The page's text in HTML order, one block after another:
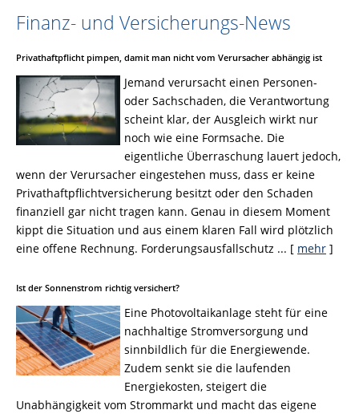
Finanz- und Versicherungs-News
Privathaftpflicht pimpen, damit man nicht vom Verursacher abhängig ist
Jemand verursacht einen Personen-
oder Sachschaden, die Verantwortung
scheint klar, der Ausgleich wirkt nur
noch wie eine Formsache. Die
eigentliche Überraschung lauert jedoch,
wenn der Verursacher eingestehen muss, dass er keine
Privathaftpflichtversicherung besitzt oder den Schaden
finanziell gar nicht tragen kann. Genau in diesem Moment
kippt die Situation und aus einem klaren Fall wird plötzlich
eine offene Rechnung. Forderungsausfallschutz ... [ mehr ]
Ist der Sonnenstrom richtig versichert?
Eine Photovoltaikanlage steht für eine
nachhaltige Stromversorgung und
sinnbildlich für die Energiewende.
Zudem senkt sie die laufenden
Energiekosten, steigert die
Unabhängigkeit vom Strommarkt und macht das eigene